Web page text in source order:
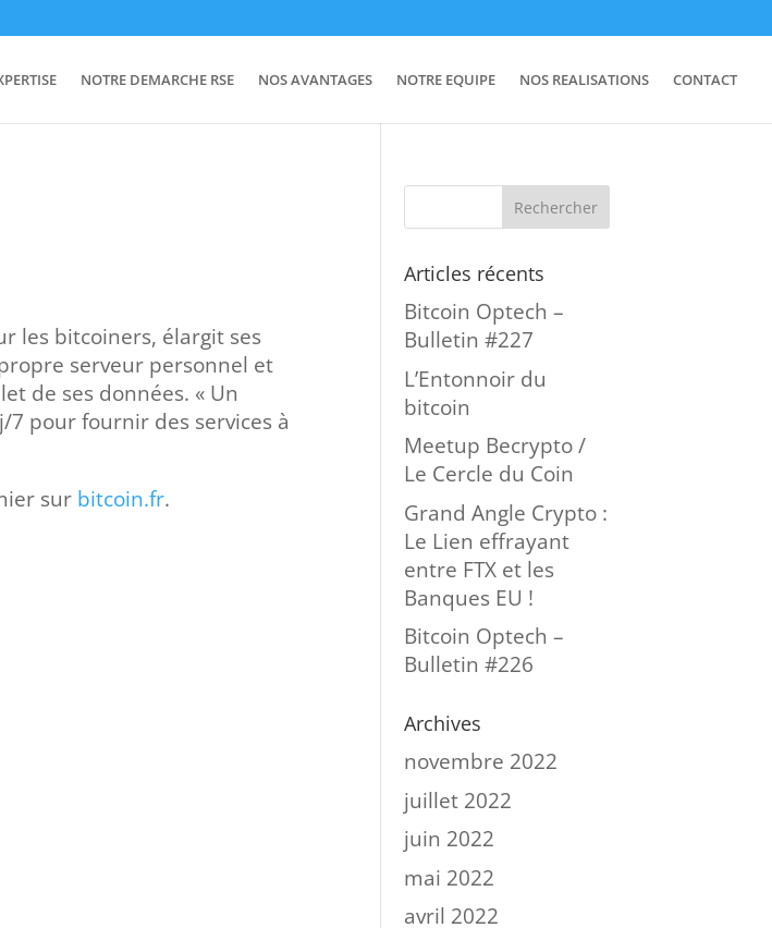
NOTRE DEMARCHE RSE NOS AVANTAGES NOTRE EQUIPE NOS REALISATIONS CONTACT
les bitcoiners, élargit ses
serveur personnel et
de ses données. « Un
pour fournir des services à
sur bitcoin.fr.
Articles récents
Bitcoin Optech –
Bulletin #227
L’Entonnoir du
bitcoin
Meetup Becrypto /
Le Cercle du Coin
Grand Angle Crypto :
Le Lien effrayant
entre FTX et les
Banques EU !
Bitcoin Optech –
Bulletin #226
Archives
novembre 2022
juillet 2022
juin 2022
mai 2022
avril 2022